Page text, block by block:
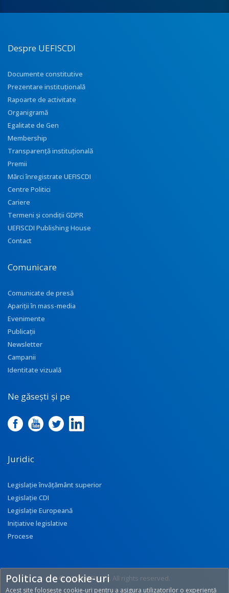
Despre UEFISCDI
Documente constitutive
Prezentare instituţională
Rapoarte de activitate
Organigramă
Egalitate de Gen
Membership
Transparenţă instituţională
Premii
Mărci înregistrate UEFISCDI
Centre Politici
Cariere
Termeni și condiții GDPR
UEFISCDI Publishing House
Contact
Comunicare
Comunicate de presă
Apariţii în mass-media
Evenimente
Publicații
Newsletter
Campanii
Identitate vizuală
Ne găsești și pe
Juridic
Legislație învățământ superior
Legislație CDI
Legislație Europeană
Inițiative legislative
Procese
© 2017 UEFISCDI. All rights reserved.
[T: 0.4844, O: 210]
Politica de cookie-uri
Acest site folosește cookie-uri pentru a asigura utilizatorilor o experiență